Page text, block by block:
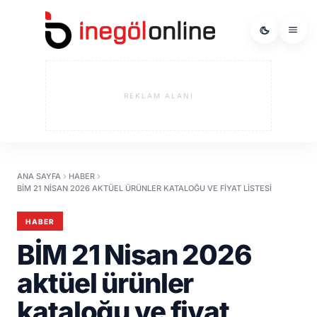
REKLAM ALANI
ANA SAYFA
HABER
BİM 21 NISAN 2026 AKTÜEL ÜRÜNLER KATALOĞU VE FIYAT LISTESI
HABER
BİM 21 Nisan 2026
aktüel ürünler